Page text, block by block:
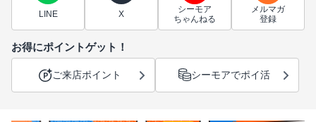
LINE X
シーモア
ちゃんねる
メルマガ
登録
お得にポイントゲット！
ご来店ポイント シーモアでポイ活